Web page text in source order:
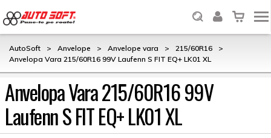
AutoSoft > Anvelope > Anvelope vara > 215/60R16
>
Anvelopa Vara 215/60R16 99V Laufenn S FIT EQ+ LK01 XL
Anvelopa Vara 215/60R16 99V
Laufenn S FIT EQ+ LK01 XL